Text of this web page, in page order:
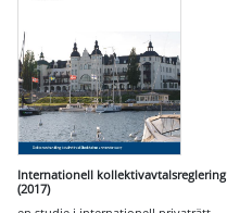
Internationell kollektivavtalsreglering
(2017)